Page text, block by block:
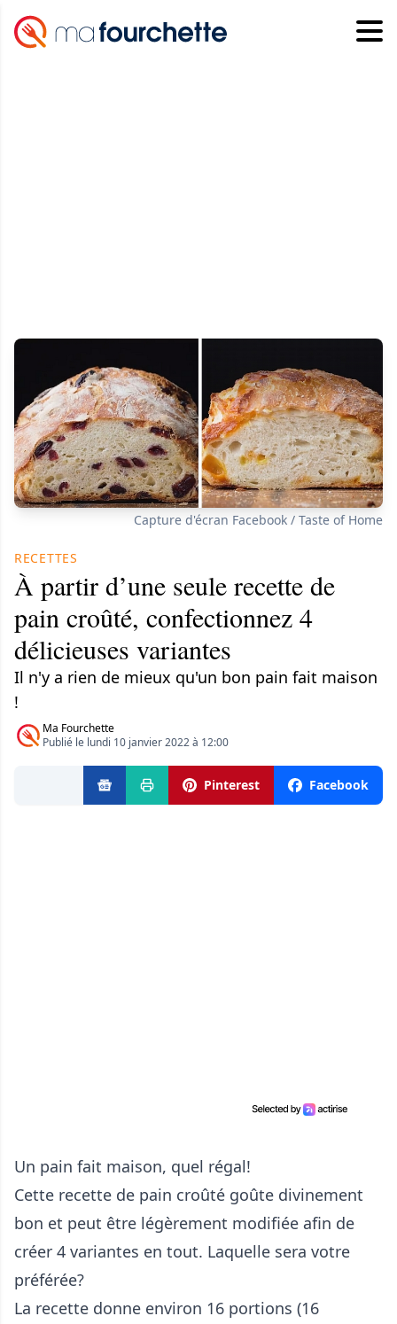
Capture d'écran Facebook / Taste of Home
RECETTES
À partir d’une seule recette de
pain croûté, confectionnez 4
délicieuses variantes
Il n'y a rien de mieux qu'un bon pain fait maison
!
Ma Fourchette
Publié le lundi 10 janvier 2022 à 12:00
Pinterest Facebook
Un pain fait maison, quel régal!
Cette recette de pain croûté goûte divinement
bon et peut être légèrement modifiée afin de
créer 4 variantes en tout. Laquelle sera votre
préférée?
La recette donne environ 16 portions (16